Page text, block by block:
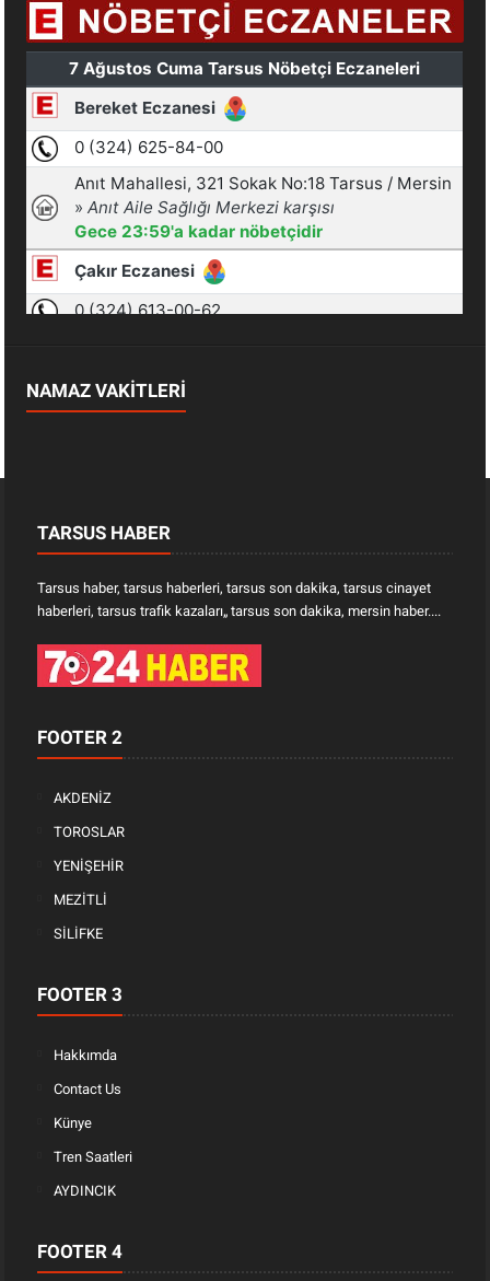
NAMAZ VAKİTLERİ
TARSUS HABER
Tarsus haber, tarsus haberleri, tarsus son dakika, tarsus cinayet
haberleri, tarsus trafik kazaları„ tarsus son dakika, mersin haber....
FOOTER 2
AKDENİZ
TOROSLAR
YENİŞEHİR
MEZİTLİ
SİLİFKE
FOOTER 3
Hakkımda
Contact Us
Künye
Tren Saatleri
AYDINCIK
FOOTER 4